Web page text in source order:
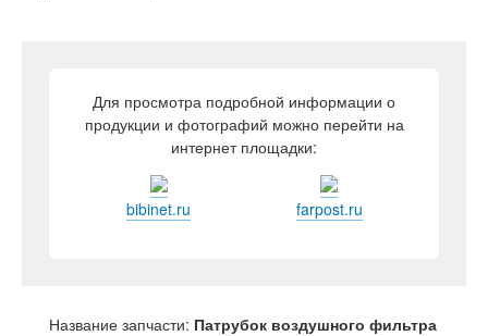
Для просмотра подробной информации о
продукции и фотографий можно перейти на
интернет площадки:
bibinet.ru farpost.ru
Название запчасти: Патрубок воздушного фильтра